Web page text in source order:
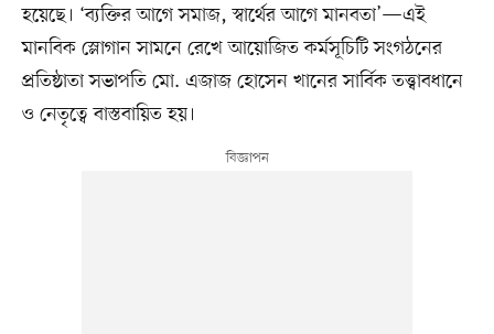
হয়েছে। ‘ব্যক্তির আগে সমাজ, স্বার্থের আগে মানবতা’—এই
মানবিক স্লোগান সামনে রেখে আয়োজিত কর্মসূচিটি সংগঠনের
প্রতিষ্ঠাতা সভাপতি মো. এজাজ হোসেন খানের সার্বিক তত্ত্বাবধানে
ও নেতৃত্বে বাস্তবায়িত হয়।